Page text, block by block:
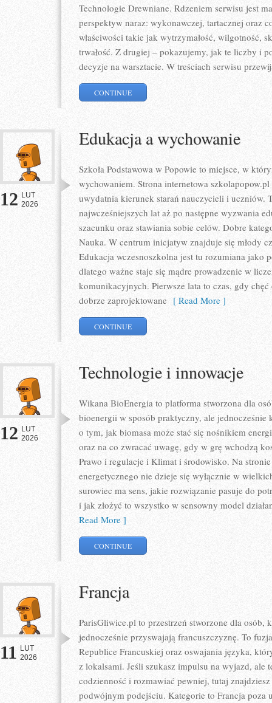
Technologie Drewniane. Rdzeniem serwisu jest
perspektyw naraz: wykonawczej, tartacznej oraz
właściwości takie jak wytrzymałość, wilgotność,
trwałość. Z drugiej – pokazujemy, jak te liczby i
decyzje na warsztacie. W treściach serwisu
CONTINUE
12 LUT
2026
Edukacja a wychowanie
Szkoła Podstawowa w Popowie to miejsce, w
wychowaniem. Strona internetowa
uwydatnia kierunek starań nauczycieli i uczniów.
najwcześniejszych lat aż po następne wyzwania
szacunku oraz stawiania sobie celów. Dobre
Nauka. W centrum inicjatyw znajduje się młody
Edukacja wczesnoszkolna jest tu rozumiana jako
dlatego ważne staje się mądre prowadzenie w
komunikacyjnych. Pierwsze lata to czas, gdy
dobrze zaprojektowane [ Read More ]
CONTINUE
12 LUT
2026
Technologie i innowacje
Wikana BioEnergia to platforma stworzona dla
bioenergii w sposób praktyczny, ale
o tym, jak biomasa może stać się nośnikiem
oraz na co zwracać uwagę, gdy w grę wchodzą
Prawo i regulacje i Klimat i środowisko. Na
energetycznego nie dzieje się wyłącznie w
surowiec ma sens, jakie rozwiązanie pasuje do
i jak złożyć to wszystko w sensowny model
Read More ]
CONTINUE
11 LUT
2026
Francja
ParisGliwice.pl to przestrzeń stworzone dla osób,
jednocześnie przyswajają francuszczyznę. To
Republice Francuskiej oraz oswajania języka,
z lokalsami. Jeśli szukasz impulsu na wyjazd, ale
codzienność i rozmawiać pewniej, tutaj znajdziesz
podwójnym podejściu. Kategorie to Francja poza